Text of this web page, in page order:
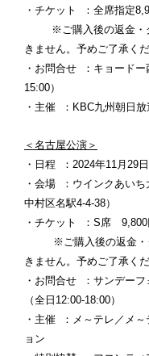
・チケット ：全席指定
※ご購入後の返金・ク
きません。予めご了承くだ
・お問合せ ：キョード
15:00）
・主催 ：KBC九州朝日放
＜名古屋公演＞
・日程 ：2024年11月29
・会場 ：ウインクあい
中村区名駅4-4-38）
・チケット ：S席
※ご購入後の返金・ク
きません。予めご了承くだ
・お問合せ ：サンデー
（全日12:00-18:00）
・主催 ：メ～テレ／メ
ョン